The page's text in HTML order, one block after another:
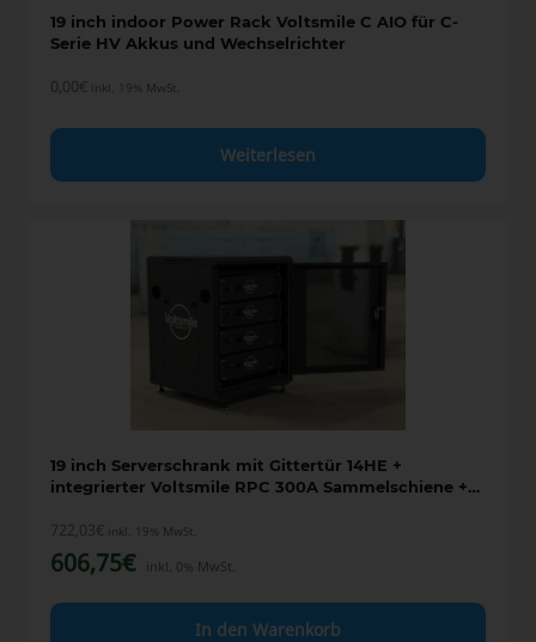
19 inch indoor Power Rack Voltsmile C AIO für C-
Serie HV Akkus und Wechselrichter
0,00€ inkl. 19% MwSt.
Weiterlesen
19 inch Serverschrank mit Gittertür 14HE +
integrierter Voltsmile RPC 300A Sammelschiene +
722,03€ inkl. 19% MwSt.
606,75€ inkl. 0% MwSt.
In den Warenkorb